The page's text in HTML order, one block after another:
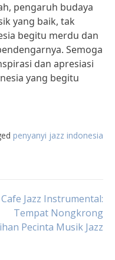
pengaruh budaya
yang baik, tak
begitu merdu dan
Semoga
dan apresiasi
yang begitu
penyanyi jazz indonesia
Cafe Jazz Instrumental:
Tempat Nongkrong
Pecinta Musik Jazz